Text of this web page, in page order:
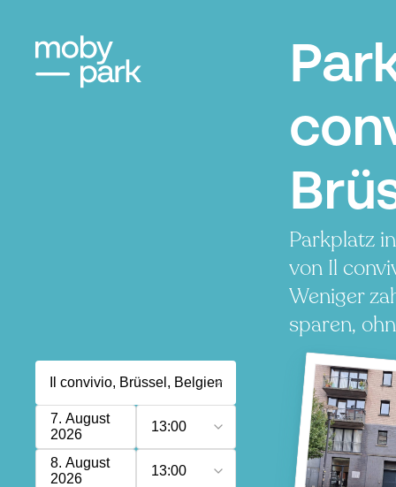
Parkplatz
von Il
Weniger
sparen,
7. August
2026
13:00
8. August
2026
13:00